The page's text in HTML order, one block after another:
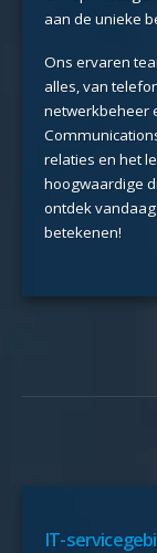
aan de unieke
Ons ervaren
alles, van
netwerkbeheer
relaties en het
hoogwaardige
ontdek
betekenen!
IT-